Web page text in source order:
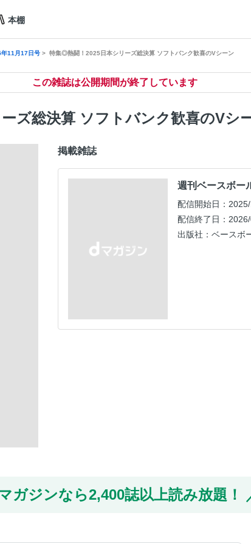
本棚
11月17日号 特集◎熱闘！2025日本シリーズ総決算 ソフトバンク歓喜のVシーン
この雑誌は公開期間が終了しています
ズ総決算 ソフトバンク歓喜のVシ
掲載雑誌
週刊ベースボー
配信開始日：
配信終了日：
出版社：ベースボ
ガジンなら2,400誌以上読み放題！